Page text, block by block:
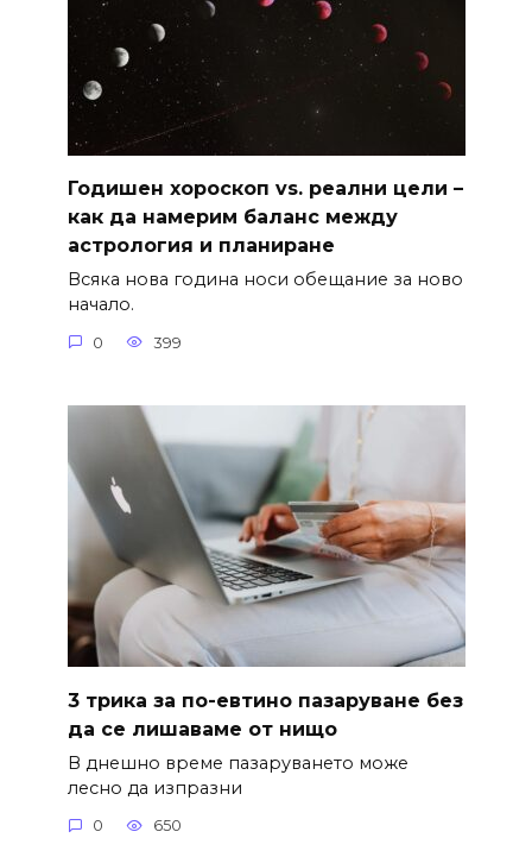
Годишен хороскоп vs. реални цели –
как да намерим баланс между
астрология и планиране
Всяка нова година носи обещание за ново
начало.
0 399
3 трика за по-евтино пазаруване без
да се лишаваме от нищо
В днешно време пазаруването може
лесно да изпразни
0 650